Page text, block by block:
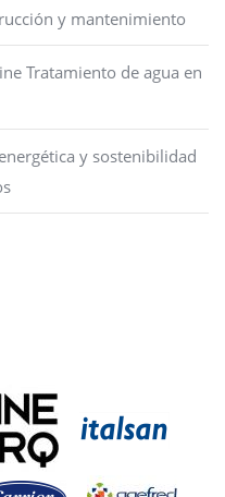
y mantenimiento
Tratamiento de agua en
y sostenibilidad